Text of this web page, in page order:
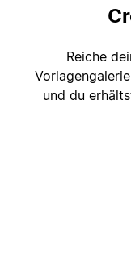
Reiche
und du